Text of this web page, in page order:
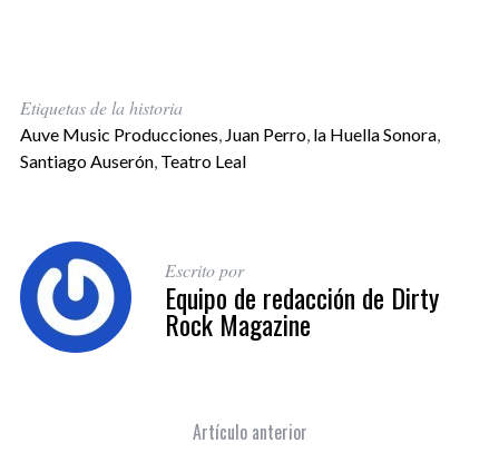
Etiquetas de la historia
Auve Music Producciones, Juan Perro, la Huella Sonora,
Santiago Auserón, Teatro Leal
Escrito por
Equipo de redacción de Dirty
Rock Magazine
Artículo anterior